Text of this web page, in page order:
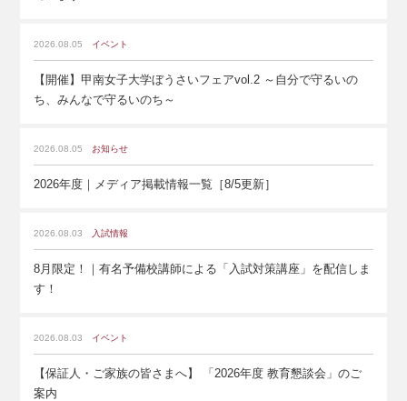
2026.08.05 イベント
【開催】甲南女子大学ぼうさいフェアvol.2 ～自分で守るいの
ち、みんなで守るいのち～
2026.08.05 お知らせ
2026年度｜メディア掲載情報一覧［8/5更新］
2026.08.03 入試情報
8月限定！｜有名予備校講師による「入試対策講座」を配信しま
す！
2026.08.03 イベント
【保証人・ご家族の皆さまへ】 「2026年度 教育懇談会」のご
案内